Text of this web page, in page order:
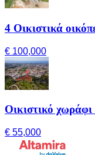
4 Οικιστικά
€ 100,000
Οικιστικό
€ 55,000